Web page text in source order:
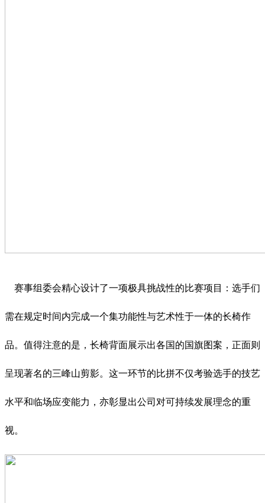
赛事组委会精心设计了一项极具挑战性的比赛项目：选手们
需在规定时间内完成一个集功能性与艺术性于一体的长椅作
品。值得注意的是，长椅背面展示出各国的国旗图案，正面则
呈现著名的三峰山剪影。这一环节的比拼不仅考验选手的技艺
水平和临场应变能力，亦彰显出公司对可持续发展理念的重
视。